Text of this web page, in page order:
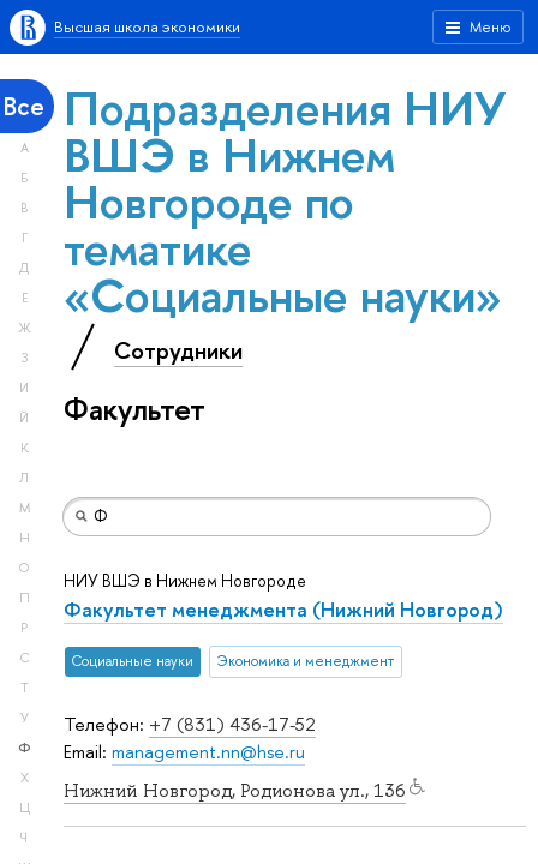
Меню
Высшая школа экономики
Все
А
Б
В
Г
Д
Е
Ж
З
И
Й
К
Л
М
Н
О
П
Р
С
Т
У
Ф
Х
Ц
Ч
Подразделения НИУ
ВШЭ в Нижнем
Новгороде по
тематике
«Социальные науки»
Сотрудники
Факультет
Телефон: +7 (831) 436-17-52
Email: management.nn@hse.ru
Нижний Новгород, Родионова ул., 136
НИУ ВШЭ в Нижнем Новгороде
Факультет менеджмента (Нижний Новгород)
Социальные науки Экономика и менеджмент